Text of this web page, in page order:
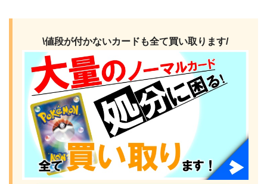
\値段が付かないカードも全て買い取ります/